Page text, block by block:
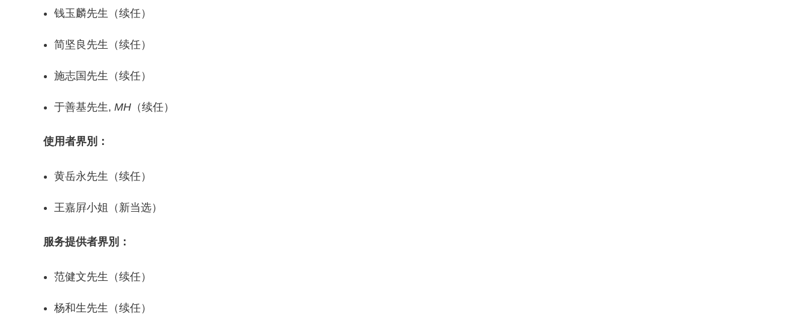
钱玉麟先生（续任）
简坚良先生（续任）
施志国先生（续任）
于善基先生, MH （续任）
使用者界別：
黄岳永先生（续任）
王嘉屛小姐（新当选）
服务提供者界別：
范健文先生（续任）
杨和生先生（续任）